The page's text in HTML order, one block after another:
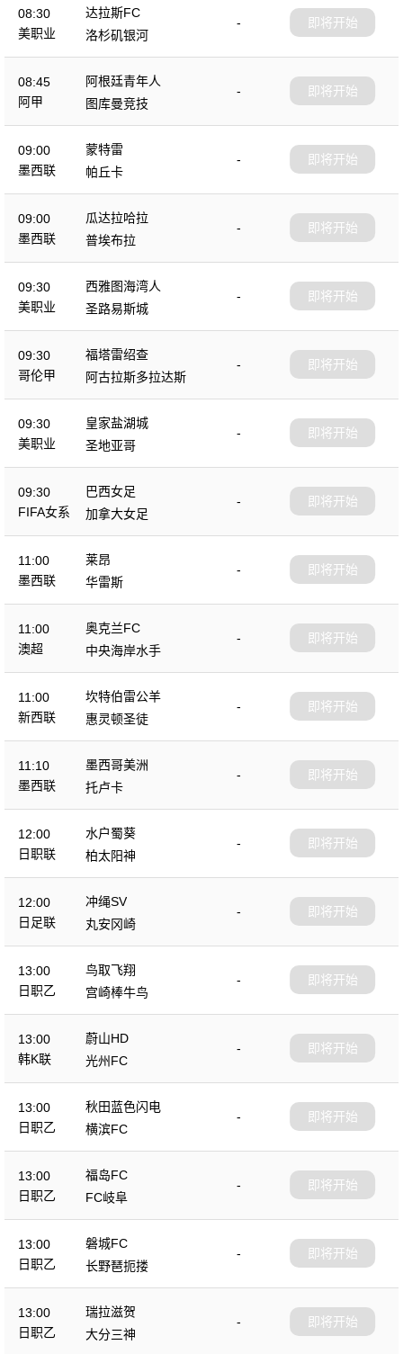
08:30
美职业
达拉斯FC
-
洛杉矶银河
即将开始
08:45
阿甲
阿根廷青年人
-
图库曼竞技
即将开始
09:00
墨西联
蒙特雷
-
帕丘卡
即将开始
09:00
墨西联
瓜达拉哈拉
-
普埃布拉
即将开始
09:30
美职业
西雅图海湾人
-
圣路易斯城
即将开始
09:30
哥伦甲
福塔雷绍查
-
阿古拉斯多拉达斯
即将开始
09:30
美职业
皇家盐湖城
-
圣地亚哥
即将开始
09:30
FIFA女系
巴西女足
-
加拿大女足
即将开始
11:00
墨西联
莱昂
-
华雷斯
即将开始
11:00
澳超
奥克兰FC
-
中央海岸水手
即将开始
11:00
新西联
坎特伯雷公羊
-
惠灵顿圣徒
即将开始
11:10
墨西联
墨西哥美洲
-
托卢卡
即将开始
12:00
日职联
水户蜀葵
-
柏太阳神
即将开始
12:00
日足联
冲绳SV
-
丸安冈崎
即将开始
13:00
日职乙
鸟取飞翔
-
宫崎棒牛鸟
即将开始
13:00
韩K联
蔚山HD
-
光州FC
即将开始
13:00
日职乙
秋田蓝色闪电
-
横滨FC
即将开始
13:00
日职乙
福岛FC
-
FC岐阜
即将开始
13:00
日职乙
磐城FC
-
长野琶扼搂
即将开始
13:00
日职乙
瑞拉滋贺
-
大分三神
即将开始